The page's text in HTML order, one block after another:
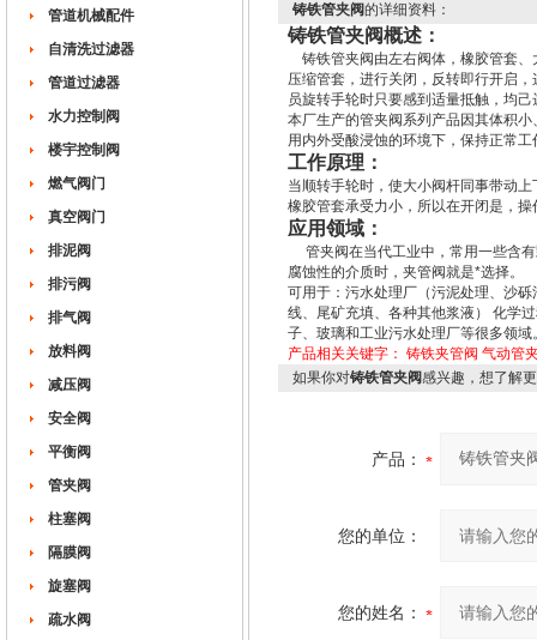
管道机械配件
自清洗过滤器
管道过滤器
水力控制阀
楼宇控制阀
燃气阀门
真空阀门
排泥阀
排污阀
排气阀
放料阀
减压阀
安全阀
平衡阀
管夹阀
柱塞阀
隔膜阀
旋塞阀
疏水阀
铸铁管夹阀的详细资料：
铸铁管夹阀概述：
铸铁管夹阀由左右阀体，橡胶管套、
压缩管套，进行关闭，反转即行开启
员旋转手轮时只要感到适量抵触，均
本厂生产的管夹阀系列产品因其体积
用内外受酸浸蚀的环境下，保持正常
工作原理：
当顺转手轮时，使大小阀杆同事带动
橡胶管套承受力小，所以在开闭是，
应用领域：
管夹阀在当代工业中，常用一些含有
腐蚀性的介质时，夹管阀就是*选择。
可用于：污水处理厂（污泥处理、沙
线、尾矿充填、各种其他浆液） 化学
子、玻璃和工业污水处理厂等很多领域
产品相关关键字： 铸铁夹管阀 气动管
如果你对铸铁管夹阀感兴趣，想了解
产品：
您的单位：
您的姓名：